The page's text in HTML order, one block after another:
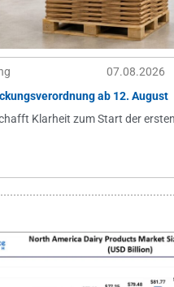
07.08.2026
ab 12. August
Klarheit zum Start der